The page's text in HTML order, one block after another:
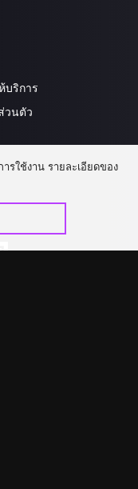
บริการ
วนตัว
รใช้งาน รายละเอียดของ